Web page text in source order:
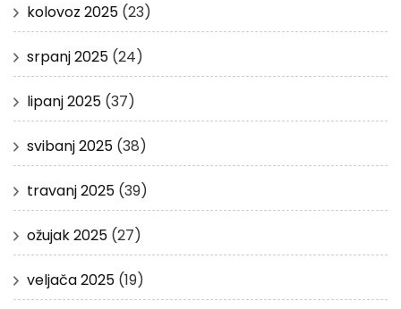
kolovoz 2025 (23)
srpanj 2025 (24)
lipanj 2025 (37)
svibanj 2025 (38)
travanj 2025 (39)
ožujak 2025 (27)
veljača 2025 (19)